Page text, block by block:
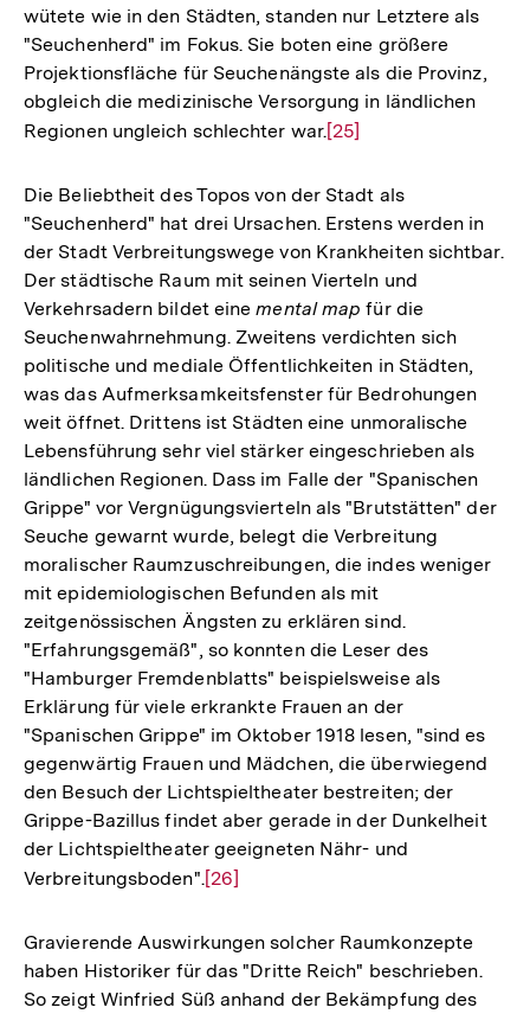
wütete wie in den Städten, standen nur Letztere als
"Seuchenherd" im Fokus. Sie boten eine größere
Projektionsfläche für Seuchenängste als die Provinz,
obgleich die medizinische Versorgung in ländlichen
Regionen ungleich schlechter war.Zur
der
Fußnote
[25]
Die Beliebtheit des Topos von der Stadt als
"Seuchenherd" hat drei Ursachen. Erstens werden in
der Stadt Verbreitungswege von Krankheiten sichtbar.
Der städtische Raum mit seinen Vierteln und
Verkehrsadern bildet einemental map für die
Seuchenwahrnehmung. Zweitens verdichten sich
politische und mediale Öffentlichkeiten in Städten,
was das Aufmerksamkeitsfenster für Bedrohungen
weit öffnet. Drittens ist Städten eine unmoralische
Lebensführung sehr viel stärker eingeschrieben als
ländlichen Regionen. Dass im Falle der "Spanischen
Grippe" vor Vergnügungsvierteln als "Brutstätten" der
Seuche gewarnt wurde, belegt die Verbreitung
moralischer Raumzuschreibungen, die indes weniger
mit epidemiologischen Befunden als mit
zeitgenössischen Ängsten zu erklären sind.
"Erfahrungsgemäß", so konnten die Leser des
"Hamburger Fremdenblatts" beispielsweise als
Erklärung für viele erkrankte Frauen an der
"Spanischen Grippe" im Oktober 1918 lesen, "sind es
gegenwärtig Frauen und Mädchen, die überwiegend
den Besuch der Lichtspieltheater bestreiten; der
Grippe-Bazillus findet aber gerade in der Dunkelheit
der Lichtspieltheater geeigneten Nähr- und
Verbreitungsboden".Zur
der
Fußnote
[26]
Gravierende Auswirkungen solcher Raumkonzepte
haben Historiker für das "Dritte Reich" beschrieben.
So zeigt Winfried Süß anhand der Bekämpfung des